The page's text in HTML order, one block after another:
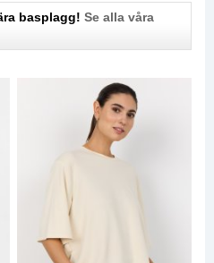
basplagg! Se alla våra